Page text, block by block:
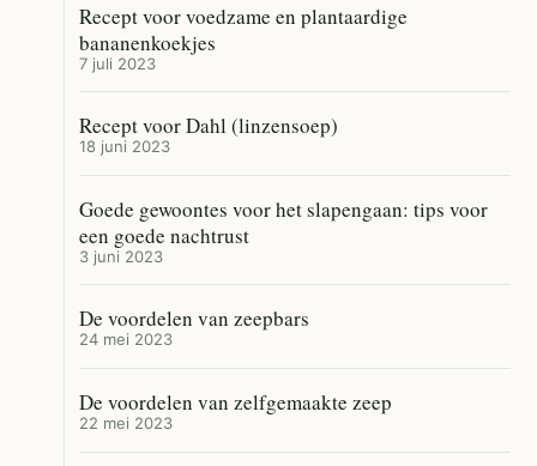
Recept voor voedzame en plantaardige
bananenkoekjes
7 juli 2023
Recept voor Dahl (linzensoep)
18 juni 2023
Goede gewoontes voor het slapengaan: tips voor
een goede nachtrust
3 juni 2023
De voordelen van zeepbars
24 mei 2023
De voordelen van zelfgemaakte zeep
22 mei 2023